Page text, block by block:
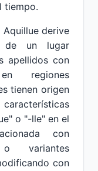
tiempo.
derive
un lugar
apellidos con
regiones
tienen origen
o "-lle" en el
con
o variantes
con